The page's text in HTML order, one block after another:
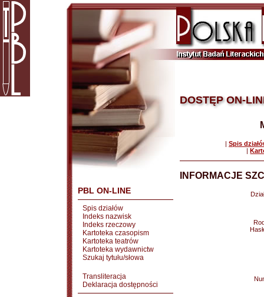
PBL ON-LINE
Spis działów
Indeks nazwisk
Indeks rzeczowy
Kartoteka czasopism
Kartoteka teatrów
Kartoteka wydawnictw
Szukaj tytułu/słowa
Transliteracja
Deklaracja dostępności
DOSTĘP ON-
| Spis
|
INFORMACJE